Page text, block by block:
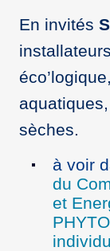
En invités
sèches.
à voir
du
et